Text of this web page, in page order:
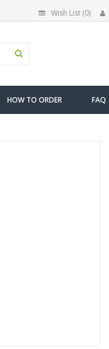
Wish List (0)
HOW TO ORDER FAQ